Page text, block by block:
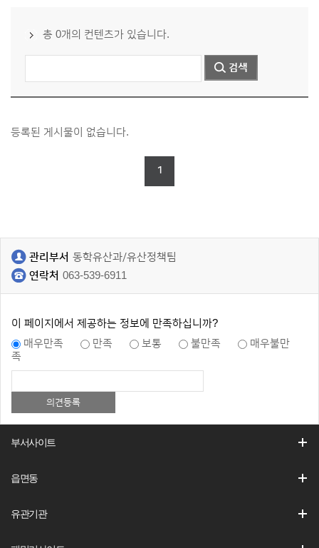
총 0개의 컨텐츠가 있습니다.
등록된 게시물이 없습니다.
1
관리부서 동학유산과/유산정책팀
연락처 063-539-6911
이 페이지에서 제공하는 정보에 만족하십니까?
매우만족
만족 보통 불만족
매우불만
족
부서사이트
읍면동
유관기관